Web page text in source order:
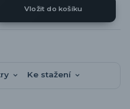
Vložit do košíku
Ke stažení